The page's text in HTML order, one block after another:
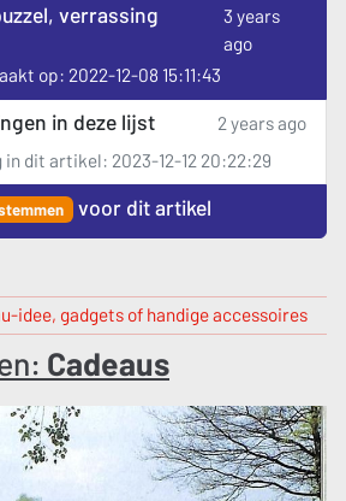
verrassing
3 years
ago
op: 2022-12-08 15:11:43
in deze lijst
2 years ago
dit artikel: 2023-12-12 20:22:29
voor dit artikel
idee, gadgets of handige accessoires
Cadeaus